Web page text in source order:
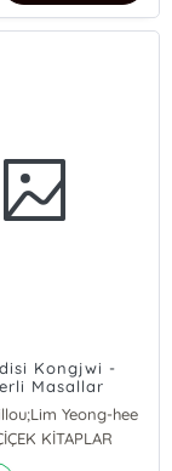
Kongjwi -
Masallar
Yeong-hee
KİTAPLAR